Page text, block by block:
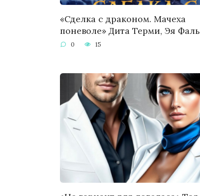
«Сделка с драконом. Мачеха
поневоле» Дита Терми, Эя Фаль
0 15